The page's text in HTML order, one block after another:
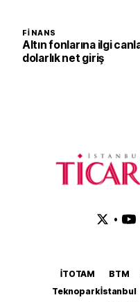
FINANS
Altın fonlarına ilgi
dolarlık net giriş
•
İTOTAM BTM
Teknopark İstanbul